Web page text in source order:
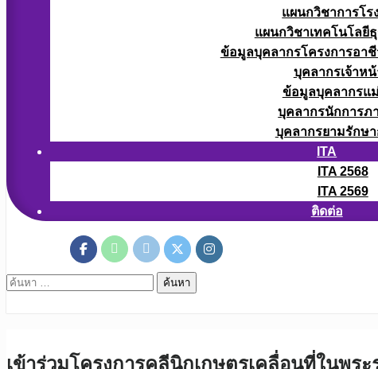
แผนกวิชาการโร
แผนกวิชาเทคโนโลยี
ข้อมูลบุคลากรโครงการอาชี
บุคลากรเจ้าห
ข้อมูลบุคลากรแ
บุคลากรนักการภ
บุคลากรยามรักษ
ITA
ITA 2568
ITA 2569
ติดต่อ
ค้นหา
เข้าร่วมโครงการคลีนิกเกษตรเคลื่อนที่ในพร